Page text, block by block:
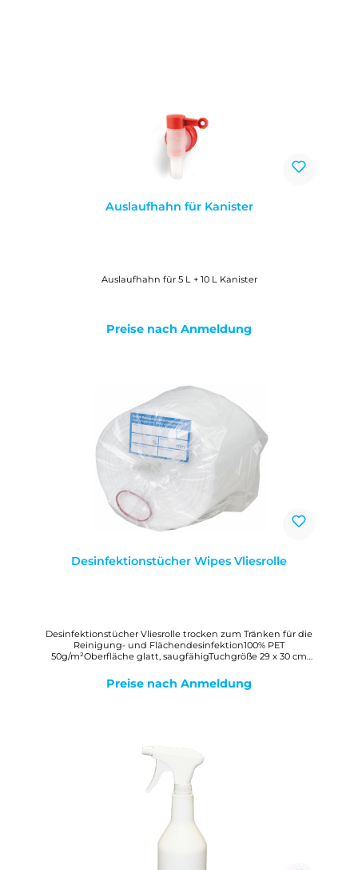
Auslaufhahn für Kanister
Auslaufhahn für 5 L + 10 L Kanister
Preise nach Anmeldung
Desinfektionstücher Wipes Vliesrolle
Desinfektionstücher Vliesrolle trocken zum Tränken für die
Reinigung- und Flächendesinfektion100% PET
50g/m²Oberfläche glatt, saugfähigTuchgröße 29 x 30 cm
bestehen aus 100% hochwertigem PET, dieses Material
gewährleistet die optimale Wirkstoffabgabe an die zu
Einsatz im Spendereimer zur
Flächendesinfektion.Bümedes Wipes Desinfektionstücher
sind im Feuchttuchspender einsetzbar und können mit
ausgewählten Reinigungs- und Desinfektionsmitteln
getränkt werden. Die Handhabung der Tücher erfolgt auf
angesetzter Lösung von 28 Tagen.
Preise nach Anmeldung